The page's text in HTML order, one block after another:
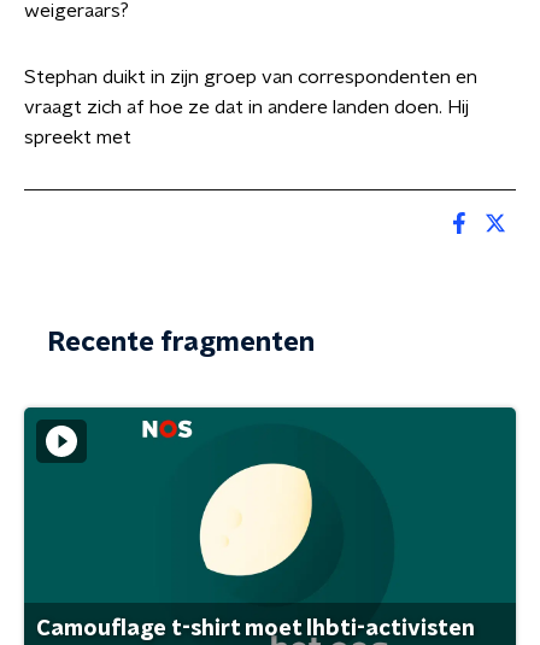
weigeraars?
Stephan duikt in zijn groep van correspondenten en
vraagt zich af hoe ze dat in andere landen doen. Hij
spreekt met
Recente fragmenten
Camouflage t-shirt moet lhbti-activisten